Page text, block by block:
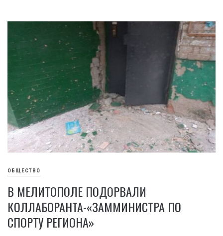
ОБЩЕСТВО
В МЕЛИТОПОЛЕ ПОДОРВАЛИ
КОЛЛАБОРАНТА-«ЗАММИНИСТРА ПО
СПОРТУ РЕГИОНА»